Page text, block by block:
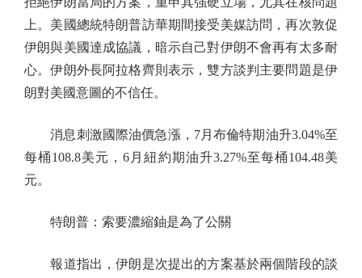
上。美國總統特朗普訪華期間接受美媒訪問，再次敦促
伊朗與美國達成協議，暗示自己對伊朗不會再有太多耐
心。伊朗外長阿拉格齊則表示，雙方談判主要問題是伊
朗對美國意圖的不信任。
消息刺激國際油價急漲，7月布倫特期油升3.04%至
每桶108.8美元，6月紐約期油升3.27%至每桶104.48美
元。
特朗普：索要濃縮鈾是為了公關
報道指出，伊朗是次提出的方案基於兩個階段的談